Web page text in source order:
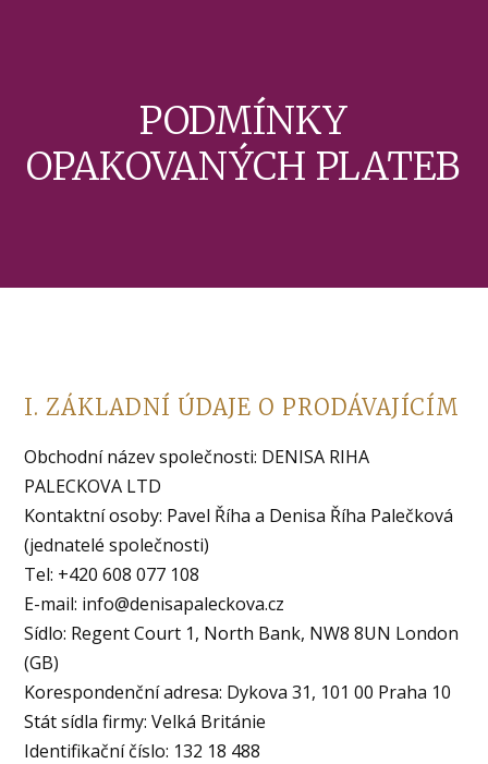
PODMÍNKY
OPAKOVANÝCH PLATEB
I. ZÁKLADNÍ ÚDAJE O PRODÁVAJÍCÍM
Obchodní název společnosti: DENISA RIHA
PALECKOVA LTD
Kontaktní osoby: Pavel Říha a Denisa Říha Palečková
(jednatelé společnosti)
Tel: +420 608 077 108
E-mail: info@denisapaleckova.cz
Sídlo: Regent Court 1, North Bank, NW8 8UN London
(GB)
Korespondenční adresa: Dykova 31, 101 00 Praha 10
Stát sídla firmy: Velká Británie
Identifikační číslo: 132 18 488